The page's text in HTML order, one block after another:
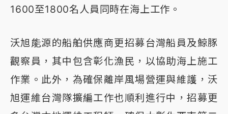
1600至1800名人員同時在海上工作。
沃旭能源的船舶供應商更招募台灣船員及鯨豚
觀察員，其中包含彰化漁民，以協助海上施工
作業。此外，為確保離岸風場營運與維護，沃
旭運維台灣隊擴編工作也順利進行中，招募更